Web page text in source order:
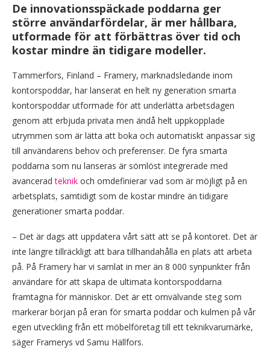
De innovationsspäckade poddarna ger
större användarfördelar, är mer hållbara,
utformade för att förbättras över tid och
kostar mindre än tidigare modeller.
Tammerfors, Finland – Framery, marknadsledande inom
kontorspoddar, har lanserat en helt ny generation smarta
kontorspoddar utformade för att underlätta arbetsdagen
genom att erbjuda privata men ändå helt uppkopplade
utrymmen som är lätta att boka och automatiskt anpassar sig
till användarens behov och preferenser. De fyra smarta
poddarna som nu lanseras är sömlöst integrerade med
avanceradteknik och omdefinierar vad som är möjligt på en
arbetsplats, samtidigt som de kostar mindre än tidigare
generationer smarta poddar.
– Det är dags att uppdatera vårt sätt att se på kontoret. Det är
inte längre tillräckligt att bara tillhandahålla en plats att arbeta
på. På Framery har vi samlat in mer än 8 000 synpunkter från
användare för att skapa de ultimata kontorspoddarna
framtagna för människor. Det är ett omvälvande steg som
markerar början på eran för smarta poddar och kulmen på vår
egen utveckling från ett möbelföretag till ett teknikvarumärke,
säger Framerys vd Samu Hällfors.